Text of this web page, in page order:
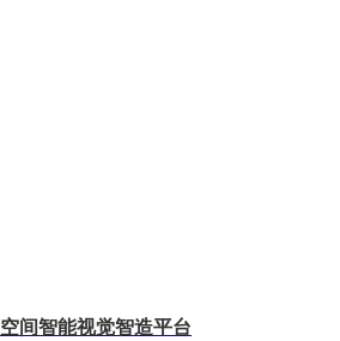
空间智能视觉智造平台